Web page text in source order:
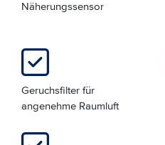
Näherungssensor
Geruchsfilter für
angenehme Raumluft